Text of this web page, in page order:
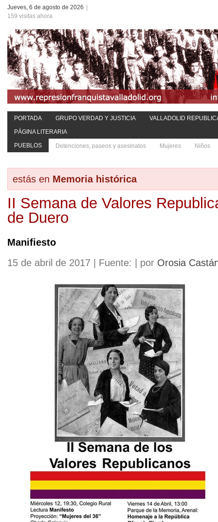
Jueves, 6 de agosto de 2026
159 visitas ahora
PORTADA GRUPO VERDAD Y JUSTICIA
VALLADOLID
PÁGINA LITERARIA
PUEBLOS
Detenciones, paseos y asesinatos Mujeres Niños
estás en Memoria histórica
II Semana de Valores
de Duero
Manifiesto
15 de abril de 2017 | Fuente: | por Orosia